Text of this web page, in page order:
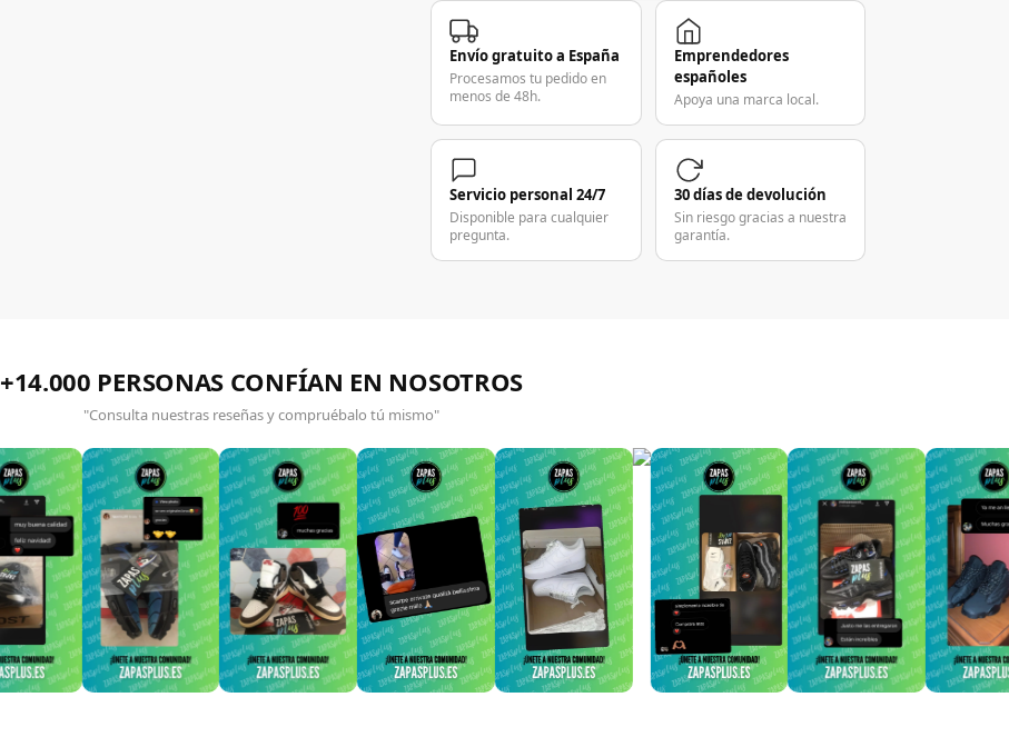
Envío gratuito a España
Procesamos tu pedido en
menos de 48h.
Emprendedores
españoles
Apoya una marca local.
Servicio personal 24/7
Disponible para cualquier
pregunta.
30 días de devolución
Sin riesgo gracias a nuestra
garantía.
+14.000 PERSONAS CONFÍAN EN NOSOTROS
"Consulta nuestras reseñas y compruébalo tú mismo"